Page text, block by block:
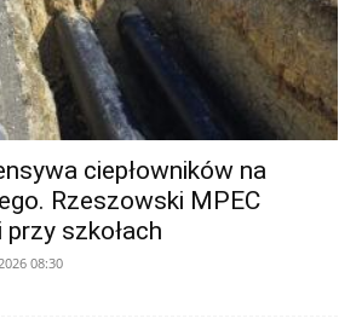
ciepłowników na
Rzeszowski MPEC
szkołach
08:30